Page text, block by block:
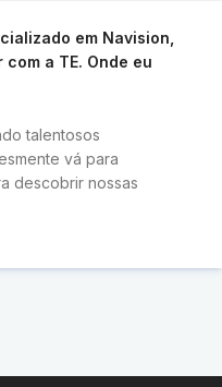
em Navision,
a TE. Onde eu
talentosos
vá para
descobrir nossas